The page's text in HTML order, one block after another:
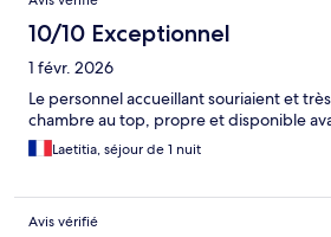
10/10 Exceptionnel
1 févr. 2026
Le personnel accueillant souriaient et
chambre au top, propre et disponible
Laetitia, séjour de 1 nuit
Avis vérifié